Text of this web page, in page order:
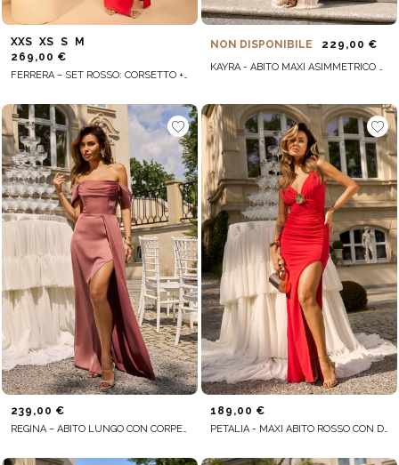
XXS XS S
M
269,00 €
FERRERA – SET ROSSO: CORSETTO + GONNA
NON DISPONIBILE 229,00 €
KAYRA - ABITO MAXI ASIMMETRICO CON PAILLETTES
239,00 €
REGINA – ABITO LUNGO CON CORPETTO STECCATO
189,00 €
PETALIA - MAXI ABITO ROSSO CON DRAPPEGGIO